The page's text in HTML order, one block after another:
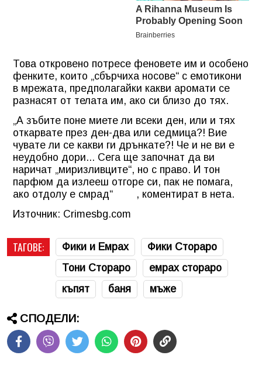
Това откровено потресе феновете им и особено
фенките, които „сбърчиха носове“ с емотикони
в мрежата, предполагайки какви аромати се
разнасят от телата им, ако си близо до тях.
„А зъбите поне миете ли всеки ден, или и тях
откарвате през ден-два или седмица?! Вие
чувате ли се какви ги дрънкате?! Че и не ви е
неудобно дори... Сега ще започнат да ви
наричат „миризливците“, но с право. И тон
парфюм да излееш отгоре си, пак не помага,
ако отдолу е смрад“ , коментират в нета.
Източник: Crimesbg.com
ТАГОВЕ: Фики и Емрах
Фики Стораро
Тони Стораро
емрах стораро
къпят
баня мъже
СПОДЕЛИ: